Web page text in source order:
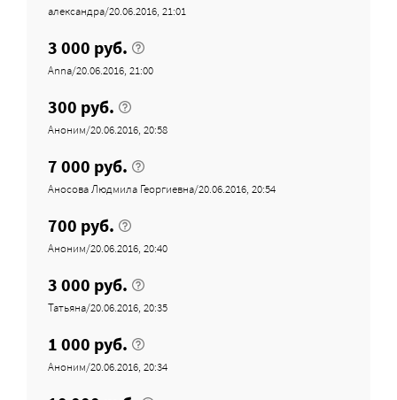
александра/20.06.2016, 21:01
3 000 руб.
Anna/20.06.2016, 21:00
300 руб.
Аноним/20.06.2016, 20:58
7 000 руб.
Аносова Людмила Георгиевна/20.06.2016, 20:54
700 руб.
Аноним/20.06.2016, 20:40
3 000 руб.
Татьяна/20.06.2016, 20:35
1 000 руб.
Аноним/20.06.2016, 20:34